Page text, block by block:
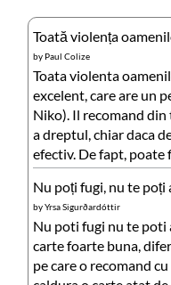
Toată violența
by Paul Colize
Toata violenta
excelent, care are un
Niko). Il recomand
a dreptul, chiar daca
efectiv. De fapt, poate
Nu poți fugi, nu te poți
byYrsa Sigurðardóttir
Nu poti fugi nu te poti
carte foarte buna,
pe care o recomand